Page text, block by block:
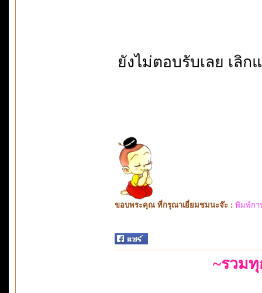
ยังไม่ตอบรับเลย เลิ
ขอบพระคุณ ที่กรุณาเยี่ยมชมนะจ๊ะ : พิมพ์กา
~รวม